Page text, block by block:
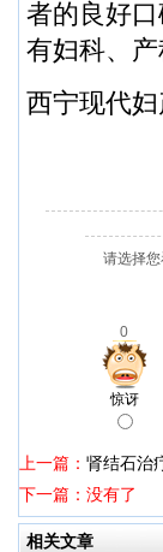
者的良好
有妇科、
西宁现代
请选择
0
惊讶
上一篇： 肾结石治
下一篇：没有了
相关文章